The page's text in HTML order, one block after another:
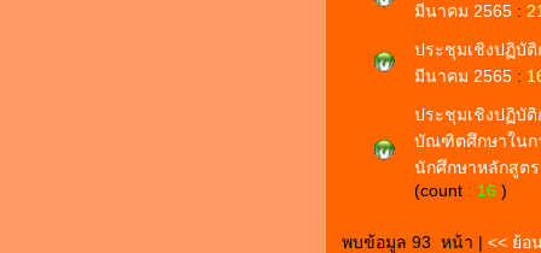
มีนาคม 2565 :
ประชุมเชิงปฏิบัติ
มีนาคม 2565 :
ประชุมเชิงปฏิบั
บัณฑิตศึกษาในก
นักศึกษาหลักสูต
(count : 16 )
พบข้อมูล 93 หน้า | << ย้อ